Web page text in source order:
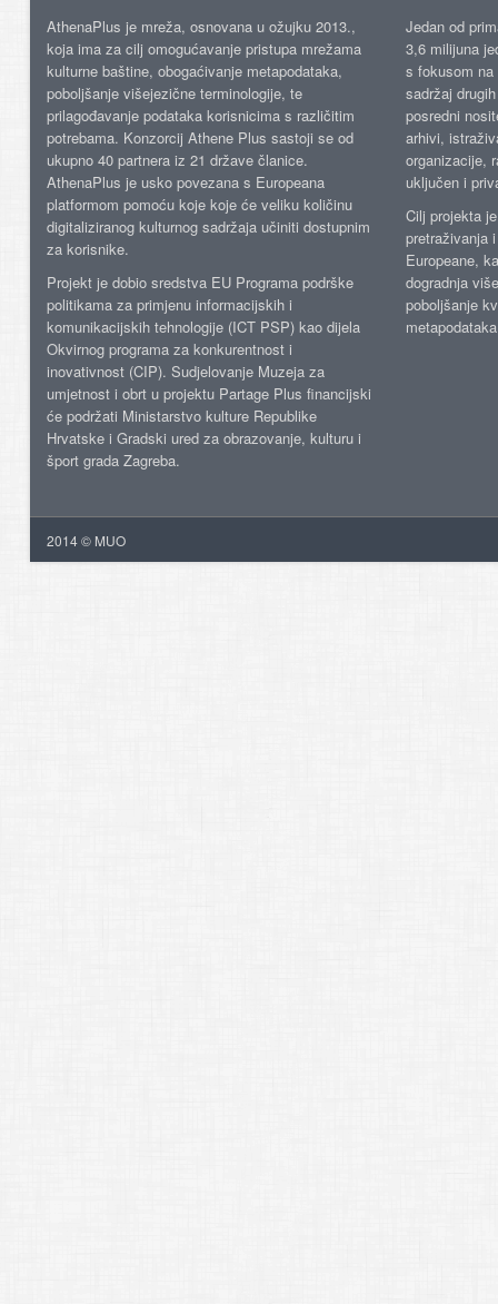
AthenaPlus je mreža, osnovana u ožujku 2013.,
koja ima za cilj omogućavanje pristupa mrežama
kulturne baštine, obogaćivanje metapodataka,
poboljšanje višejezične terminologije, te
prilagođavanje podataka korisnicima s različitim
potrebama. Konzorcij Athene Plus sastoji se od
ukupno 40 partnera iz 21 države članice.
AthenaPlus je usko povezana s Europeana
platformom pomoću koje koje će veliku količinu
digitaliziranog kulturnog sadržaja učiniti dostupnim
za korisnike.
Projekt je dobio sredstva EU Programa podrške
politikama za primjenu informacijskih i
komunikacijskih tehnologije (ICT PSP) kao dijela
Okvirnog programa za konkurentnost i
inovativnost (CIP). Sudjelovanje Muzeja za
umjetnost i obrt u projektu Partage Plus financijski
će podržati Ministarstvo kulture Republike
Hrvatske i Gradski ured za obrazovanje, kulturu i
šport grada Zagreba.
Jedan od
3,6 milijuna
s fokusom
sadržaj
posredni
arhivi,
organizacije,
uključen i
Cilj projekta
pretraživanja
Europeane,
dogradnja
poboljšanje
2014 © MUO